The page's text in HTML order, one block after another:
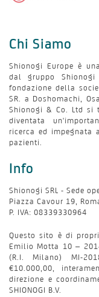
Chi Siamo
Shionogi Europe è
dal gruppo
fondazione della
SR. a Doshomachi,
Shionogi & Co. Ltd si
diventata
ricerca ed
pazienti.
Info
Shionogi SRL - Sede
Piazza Cavour 19,
P. IVA: 08339330964
Questo sito è di
Emilio Motta 10 –
(R.I. Milano) MI-
€10.000,00,
direzione e
SHIONOGI B.V.